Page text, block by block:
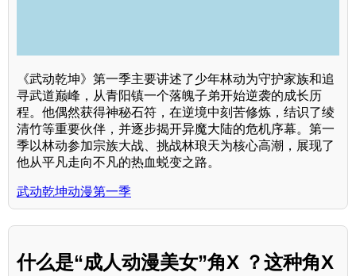
《武动乾坤》第一季主要讲述了少年林动为守护家族和追
寻武道巅峰，从青阳镇一个落魄子弟开始逆袭的成长历
程。他偶然获得神秘石符，在逆境中刻苦修炼，结识了绫
清竹等重要伙伴，并逐步揭开异魔大陆的危机序幕。第一
季以林动参加宗族大战、挑战林琅天为核心高潮，展现了
他从平凡走向不凡的热血蜕变之路。
武动乾坤动漫第一季
什么是“成人动漫美女”角X ？这种角X